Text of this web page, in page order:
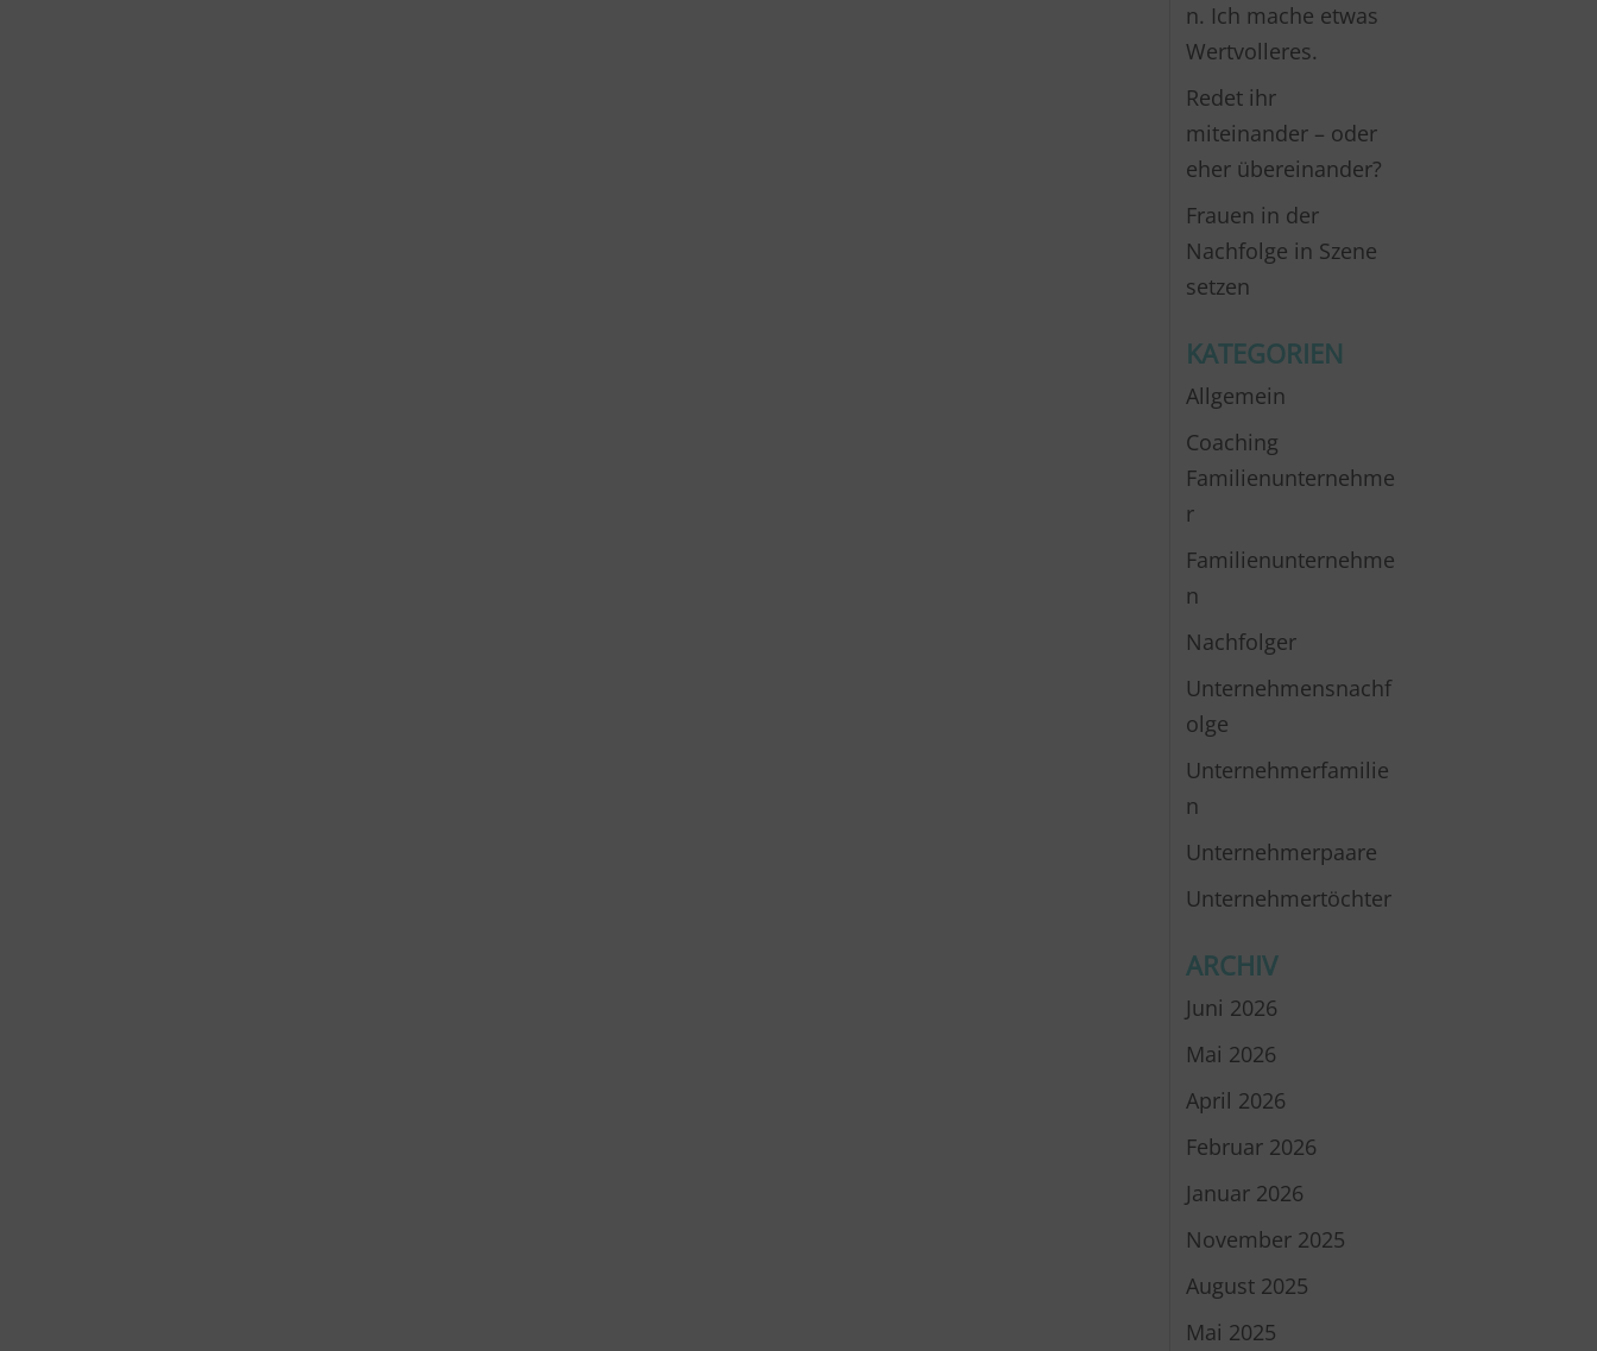
n. Ich mache etwas
Wertvolleres.
Redet ihr
miteinander – oder
eher übereinander?
Frauen in der
Nachfolge in Szene
setzen
KATEGORIEN
Allgemein
Coaching
Familienunternehme
r
Familienunternehme
n
Nachfolger
Unternehmensnachf
olge
Unternehmerfamilie
n
Unternehmerpaare
Unternehmertöchter
ARCHIV
Juni 2026
Mai 2026
April 2026
Februar 2026
Januar 2026
November 2025
August 2025
Mai 2025